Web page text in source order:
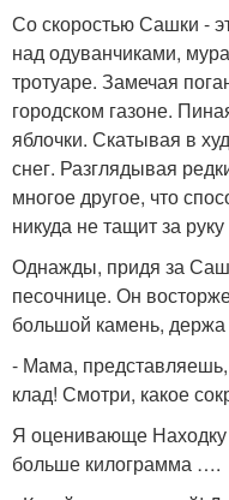
Со скоростью Сашки -
над одуванчиками,
тротуаре. Замечая
городском газоне.
яблочки. Скатывая в
снег. Разглядывая
многое другое, что
никуда не тащит за
Однажды, придя за
песочнице. Он
большой камень,
- Мама,
клад! Смотри, какое
Я оценивающе Находку
больше килограмма ….